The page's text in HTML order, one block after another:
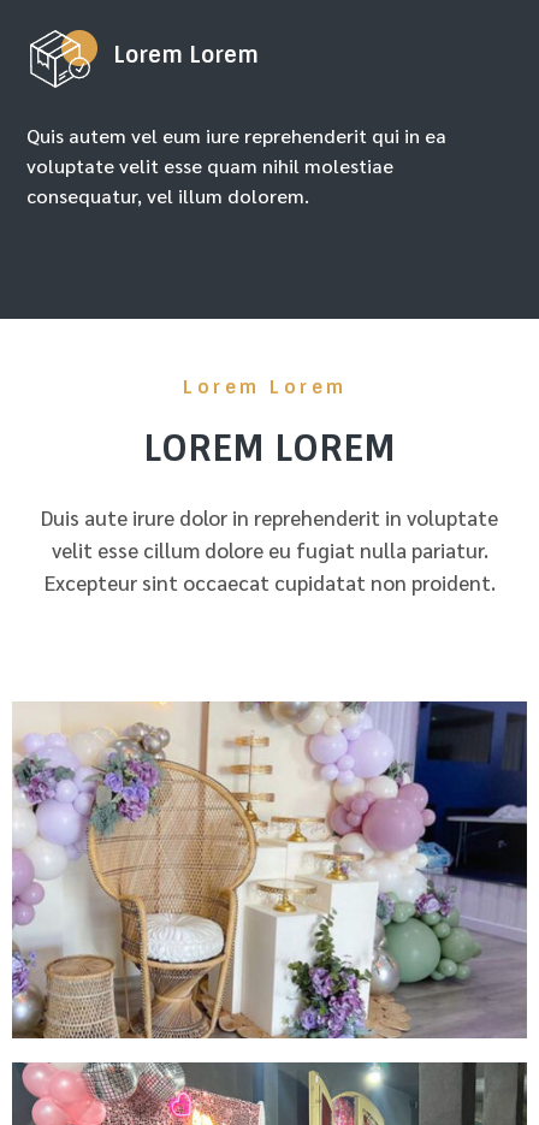
Lorem Lorem
Quis autem vel eum iure reprehenderit qui in ea
voluptate velit esse quam nihil molestiae
consequatur, vel illum dolorem.
Lorem Lorem
LOREM LOREM
Duis aute irure dolor in reprehenderit in voluptate
velit esse cillum dolore eu fugiat nulla pariatur.
Excepteur sint occaecat cupidatat non proident.